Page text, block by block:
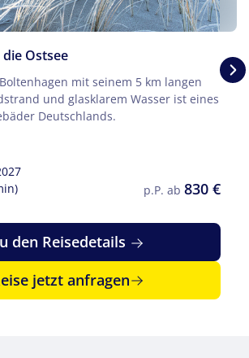
Ostsee
mit seinem 5 km langen
und glasklarem Wasser ist eines
Deutschlands.
p.P. ab 830 €
den Reisedetails
jetzt anfragen